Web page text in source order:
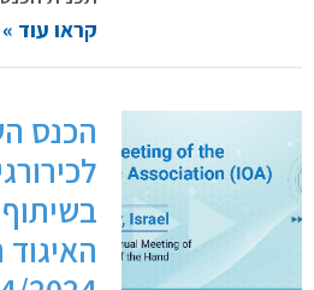
קראו עוד »
הכנס